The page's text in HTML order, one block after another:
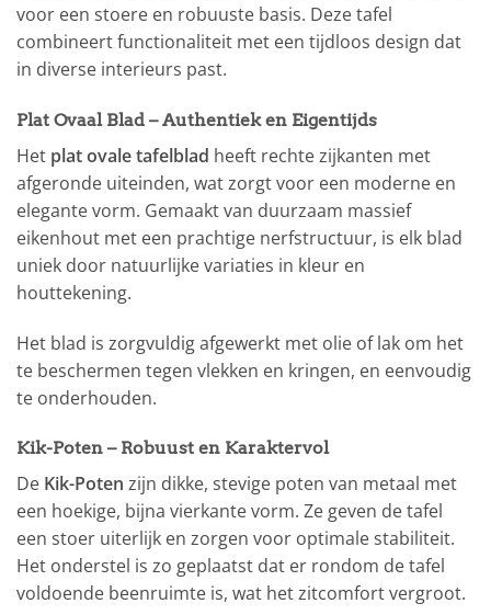
voor een stoere en robuuste basis. Deze tafel
combineert functionaliteit met een tijdloos design dat
in diverse interieurs past.
Plat Ovaal Blad – Authentiek en Eigentijds
Het plat ovale tafelblad heeft rechte zijkanten met
afgeronde uiteinden, wat zorgt voor een moderne en
elegante vorm. Gemaakt van duurzaam massief
eikenhout met een prachtige nerfstructuur, is elk blad
uniek door natuurlijke variaties in kleur en
houttekening.
Het blad is zorgvuldig afgewerkt met olie of lak om het
te beschermen tegen vlekken en kringen, en eenvoudig
te onderhouden.
Kik-Poten – Robuust en Karaktervol
De Kik-Poten zijn dikke, stevige poten van metaal met
een hoekige, bijna vierkante vorm. Ze geven de tafel
een stoer uiterlijk en zorgen voor optimale stabiliteit.
Het onderstel is zo geplaatst dat er rondom de tafel
voldoende beenruimte is, wat het zitcomfort vergroot.